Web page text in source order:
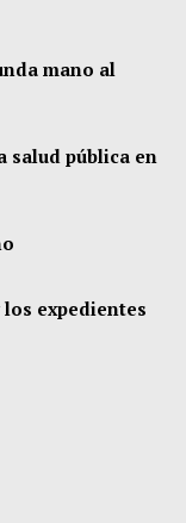
mano al
salud pública en
expedientes